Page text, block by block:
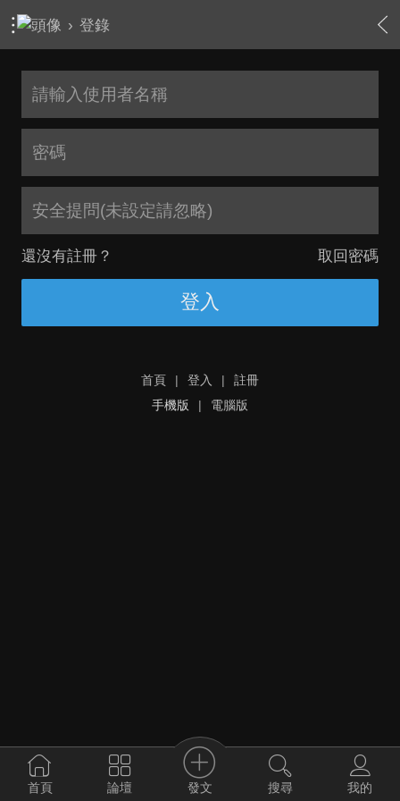
› 登錄
安全提問(未設定請忽略)
還沒有註冊？ 取回密碼
登入
首頁 | 登入 |
註冊
手機版
| 電腦版
首頁 論壇 發文 搜尋 我的